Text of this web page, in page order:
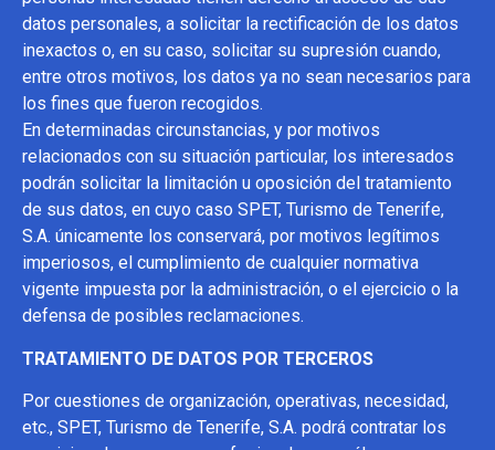
datos personales, a solicitar la rectificación de los datos
inexactos o, en su caso, solicitar su supresión cuando,
entre otros motivos, los datos ya no sean necesarios para
los fines que fueron recogidos.
En determinadas circunstancias, y por motivos
relacionados con su situación particular, los interesados
podrán solicitar la limitación u oposición del tratamiento
de sus datos, en cuyo caso SPET, Turismo de Tenerife,
S.A. únicamente los conservará, por motivos legítimos
imperiosos, el cumplimiento de cualquier normativa
vigente impuesta por la administración, o el ejercicio o la
defensa de posibles reclamaciones.
TRATAMIENTO DE DATOS POR TERCEROS
Por cuestiones de organización, operativas, necesidad,
etc., SPET, Turismo de Tenerife, S.A. podrá contratar los